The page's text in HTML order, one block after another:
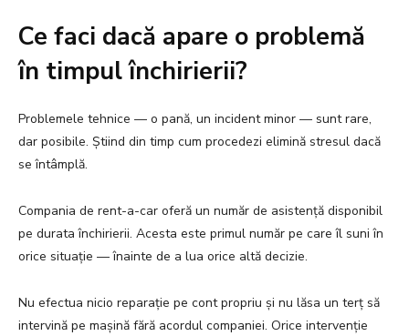
Ce faci dacă apare o problemă
în timpul închirierii?
Problemele tehnice — o pană, un incident minor — sunt rare,
dar posibile. Știind din timp cum procedezi elimină stresul dacă
se întâmplă.
Compania de rent-a-car oferă un număr de asistență disponibil
pe durata închirierii. Acesta este primul număr pe care îl suni în
orice situație — înainte de a lua orice altă decizie.
Nu efectua nicio reparație pe cont propriu și nu lăsa un terț să
intervină pe mașină fără acordul companiei. Orice intervenție